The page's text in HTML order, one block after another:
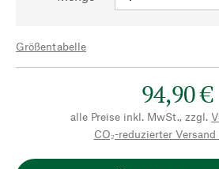
Größentabelle
94,90 €
alle Preise inkl. MwSt., zzgl.
CO₂-reduzierter Versand